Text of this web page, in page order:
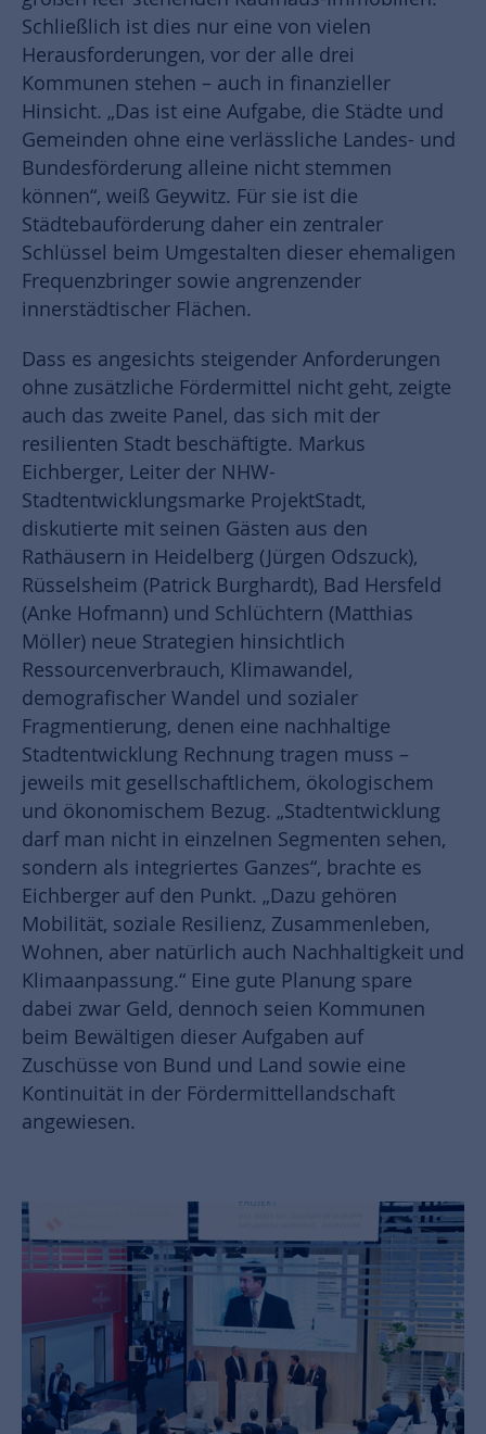
Schließlich ist dies nur eine von vielen
Herausforderungen, vor der alle drei
Kommunen stehen – auch in finanzieller
Hinsicht. „Das ist eine Aufgabe, die Städte und
Gemeinden ohne eine verlässliche Landes- und
Bundesförderung alleine nicht stemmen
können“, weiß Geywitz. Für sie ist die
Städtebauförderung daher ein zentraler
Schlüssel beim Umgestalten dieser ehemaligen
Frequenzbringer sowie angrenzender
innerstädtischer Flächen.
Dass es angesichts steigender Anforderungen
ohne zusätzliche Fördermittel nicht geht, zeigte
auch das zweite Panel, das sich mit der
resilienten Stadt beschäftigte. Markus
Eichberger, Leiter der NHW-
Stadtentwicklungsmarke ProjektStadt,
diskutierte mit seinen Gästen aus den
Rathäusern in Heidelberg (Jürgen Odszuck),
Rüsselsheim (Patrick Burghardt), Bad Hersfeld
(Anke Hofmann) und Schlüchtern (Matthias
Möller) neue Strategien hinsichtlich
Ressourcenverbrauch, Klimawandel,
demografischer Wandel und sozialer
Fragmentierung, denen eine nachhaltige
Stadtentwicklung Rechnung tragen muss –
jeweils mit gesellschaftlichem, ökologischem
und ökonomischem Bezug. „Stadtentwicklung
darf man nicht in einzelnen Segmenten sehen,
sondern als integriertes Ganzes“, brachte es
Eichberger auf den Punkt. „Dazu gehören
Mobilität, soziale Resilienz, Zusammenleben,
Wohnen, aber natürlich auch Nachhaltigkeit und
Klimaanpassung.“ Eine gute Planung spare
dabei zwar Geld, dennoch seien Kommunen
beim Bewältigen dieser Aufgaben auf
Zuschüsse von Bund und Land sowie eine
Kontinuität in der Fördermittellandschaft
angewiesen.